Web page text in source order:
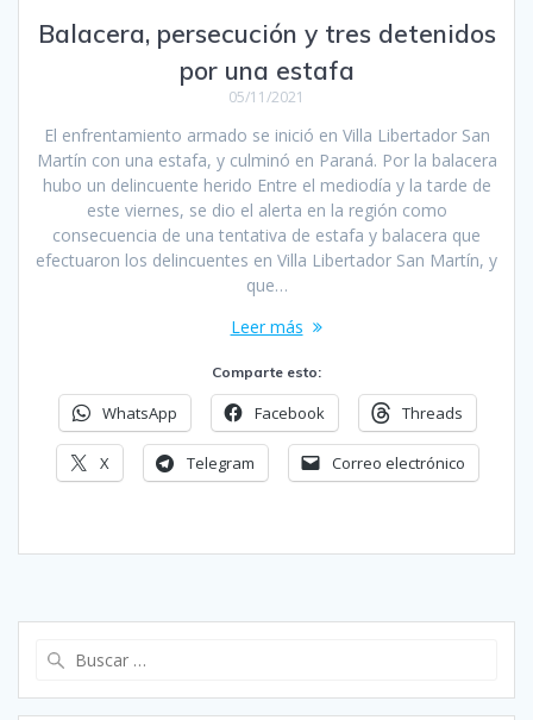
Balacera, persecución y tres detenidos
por una estafa
05/11/2021
El enfrentamiento armado se inició en Villa Libertador San
Martín con una estafa, y culminó en Paraná. Por la balacera
hubo un delincuente herido Entre el mediodía y la tarde de
este viernes, se dio el alerta en la región como
consecuencia de una tentativa de estafa y balacera que
efectuaron los delincuentes en Villa Libertador San Martín, y
que…
Leer más
Comparte esto:
WhatsApp Facebook Threads
X Telegram Correo electrónico